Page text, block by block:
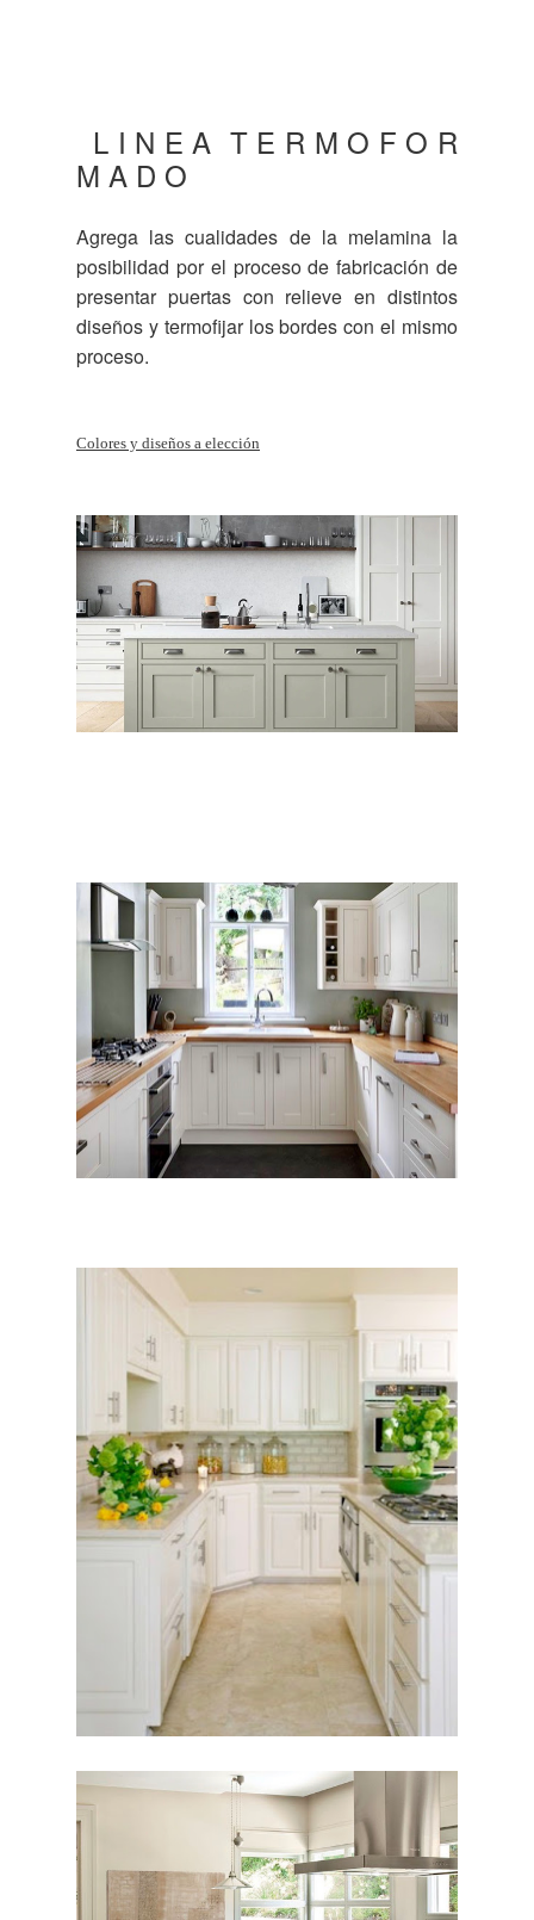
L I N E A T E R M O F O R
M A D O
Agrega las cualidades de la melamina la
posibilidad por el proceso de fabricación de
presentar puertas con relieve en distintos
diseños y termofijar los bordes con el mismo
proceso.
Colores y diseños a elección